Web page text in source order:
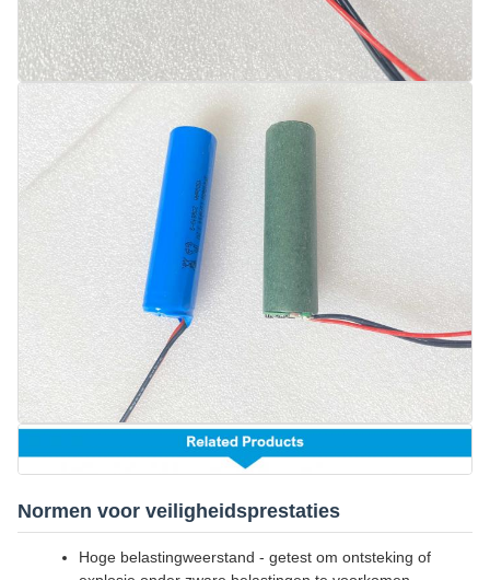
Normen voor veiligheidsprestaties
Hoge belastingweerstand - getest om ontsteking of